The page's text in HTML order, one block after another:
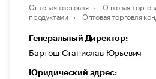
Оптовая торговля
Оптовая
продуктами
Оптовая торговля
Генеральный Директор:
Бартош Станислав Юрьевич
Юридический адрес: